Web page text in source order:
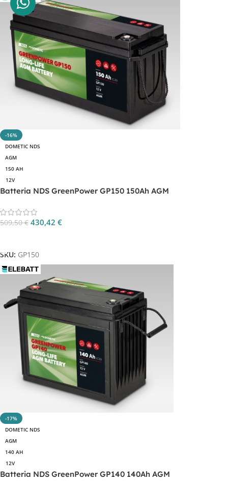
-16%
DOMETIC NDS
AGM
150 AH
12V
Batteria NDS GreenPower GP150 150Ah AGM
509,50€ 430,42 €
SKU: GP150
-17%
DOMETIC NDS
AGM
140 AH
12V
Batteria NDS GreenPower GP140 140Ah AGM